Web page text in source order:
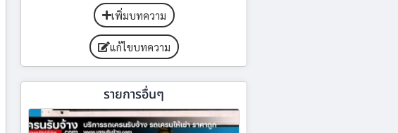
เพิ่มบทความ
แก้ไขบทความ
รายการอื่นๆ